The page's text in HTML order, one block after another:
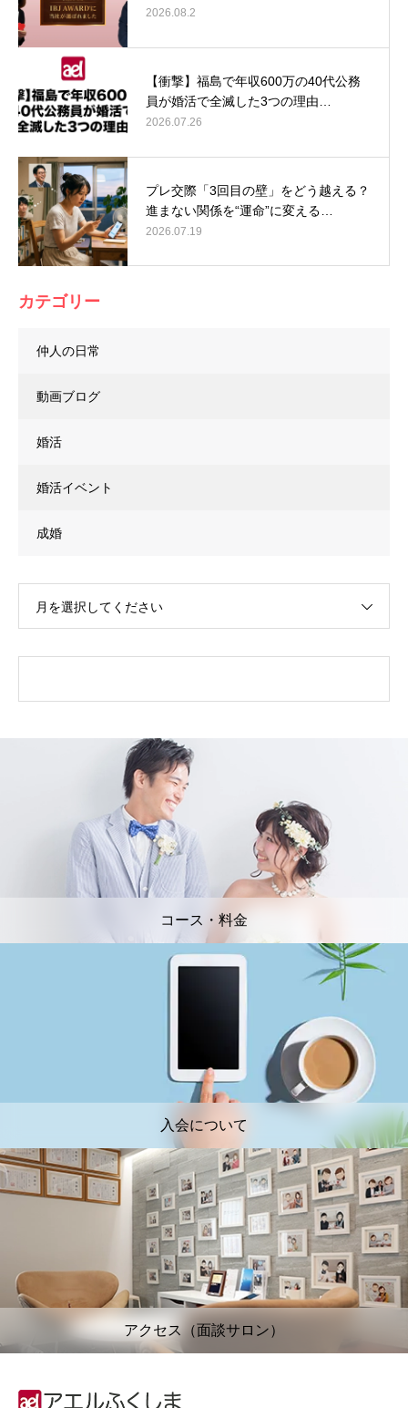
2026.08.2
【衝撃】福島で年収600万の40代公務
員が婚活で全滅した3つの理由…
2026.07.26
プレ交際「3回目の壁」をどう越える？
進まない関係を“運命”に変える…
2026.07.19
カテゴリー
仲人の日常
動画ブログ
婚活
婚活イベント
成婚
月を選択してください
コース・料金
入会について
アクセス（面談サロン）